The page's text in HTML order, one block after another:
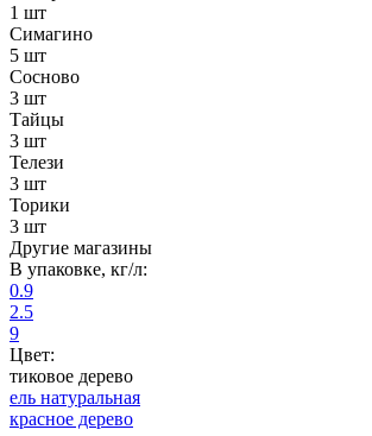
1 шт
Симагино
5 шт
Сосново
3 шт
Тайцы
3 шт
Телези
3 шт
Торики
3 шт
Другие магазины
В упаковке, кг/л:
0.9
2.5
9
Цвет:
тиковое дерево
ель натуральная
красное дерево